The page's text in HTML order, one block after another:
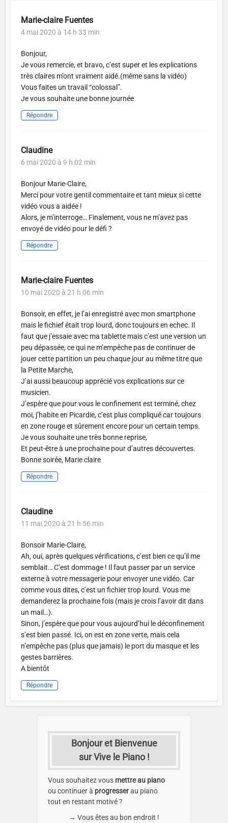
Marie-claire Fuentes
4 mai 2020 à 14 h 33 min
Bonjour,
Je vous remercie, et bravo, c’est super et les explications
très claires m’ont vraiment aidé.(même sans la vidéo)
Vous faites un travail “colossal”.
Je vous souhaite une bonne journée
Répondre
Claudine
6 mai 2020 à 9 h 02 min
Bonjour Marie-Claire,
Merci pour votre gentil commentaire et tant mieux si cette
vidéo vous a aidée !
Alors, je m’interroge… Finalement, vous ne m’avez pas
envoyé de vidéo pour le défi ?
Répondre
Marie-claire Fuentes
10 mai 2020 à 21 h 06 min
Bonsoir, en effet, je l’ai enregistré avec mon smartphone
mais le fichief était trop lourd, donc toujours en echec. Il
faut que j’essaie avec ma tablette mais c’est une version un
peu dépassée, ce qui ne m’empêche pas de continuer de
jouer cette partition un peu chaque jour au même titre que
la Petite Marche,
J’ai aussi beaucoup apprécié vos explications sur ce
musicien.
J’espère que pour vous le confinement est terminé, chez
moi, j’habite en Picardie, c’est plus compliqué car toujours
en zone rouge et sûrement encore pour un certain temps.
Je vous souhaite une très bonne reprise,
Et peut-être à une prochaine pour d’autres découvertes.
Bonne soirée, Marie claire
Répondre
Claudine
11 mai 2020 à 21 h 56 min
Bonsoir Marie-Claire,
Ah, oui, après quelques vérifications, c’est bien ce qu’il me
semblait… C’est dommage ! Il faut passer par un service
externe à votre messagerie pour envoyer une vidéo. Car
comme vous dites, c’est un fichier trop lourd. Vous me
demanderez la prochaine fois (mais je crois l’avoir dit dans
un mail…).
Sinon, j’espère que pour vous aujourd’hui le déconfinement
s’est bien passé. Ici, on est en zone verte, mais cela
n’empêche pas (plus que jamais) le port du masque et les
gestes barrières.
A bientôt
Répondre
Bonjour et Bienvenue
sur Vive le Piano !
Vous souhaitez vous mettre au piano
ou continuer à progresserau piano
tout en restant motivé ?
→ Vous êtes au bon endroit !